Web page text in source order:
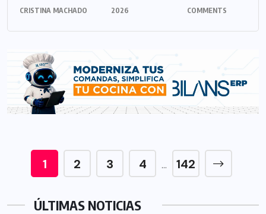
CRISTINA MACHADO
2026
COMMENTS
1 2 3 4 … 142
ÚLTIMAS NOTICIAS